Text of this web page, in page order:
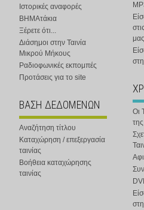
Ιστορικές αναφορές
ΒΗΜΑτάκια
Ξέρετε ότι...
Διάσημοι στην Ταινία
Μικρού Μήκους
Ραδιοφωνικές εκπομπές
Προτάσεις για το site
ΒΑΣΗ ΔΕΔΟΜΕΝΩΝ
Αναζήτηση τίτλου
Καταχώρηση / επεξεργασία
ταινίας
Βοήθεια καταχώρησης
ταινίας
μας
Οι